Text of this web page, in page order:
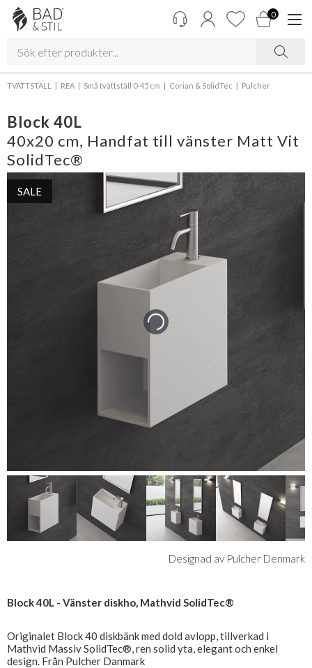
0
TVÄTTSTÄLL REA Små tvättställ 0-45 cm Corian & SolidTec Pulcher
Block 40L
40x20 cm, Handfat till vänster Matt Vit
SolidTec®
SALE
Designad av Pulcher Denmark
Block 40L - Vänster diskho, Mathvid SolidTec®
Originalet Block 40 diskbänk med dold avlopp, tillverkad i
Mathvid Massiv SolidTec®, ren solid yta, elegant och enkel
design. Från Pulcher Danmark